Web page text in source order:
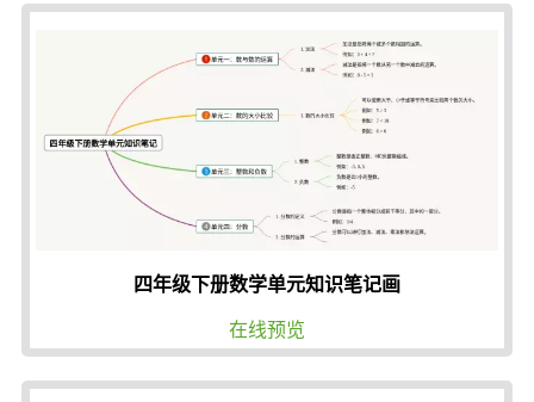
四年级下册数学单元知识笔记画
在线预览